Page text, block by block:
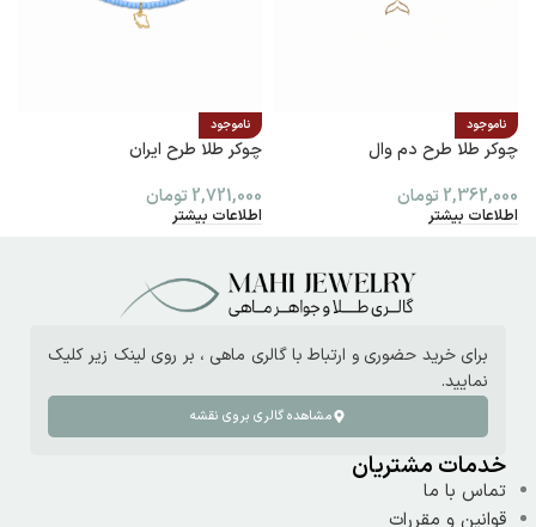
ناموجود
چوکر طلا طرح دم وال
2,362,000 تومان
اطلاعات بیشتر
ناموجود
چوکر طلا طرح ایران
2,721,000 تومان
اطلاعات بیشتر
برای خرید حضوری و ارتباط با گالری ماهی ، بر روی لینک زیر کلیک
نمایید.
مشاهده گالری بروی نقشه
خدمات مشتریان
تماس با ما
قوانین و مقررات